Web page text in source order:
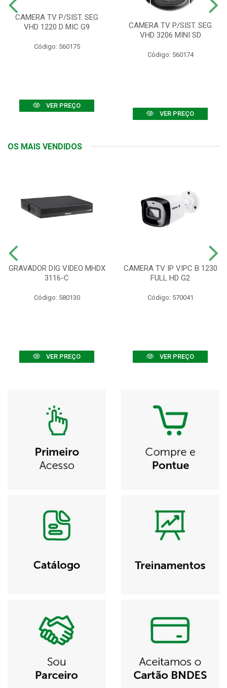
CAMERA TV P/SIST. SEG
VHD 1220 D MIC G9
Código: 560175
VER PREÇO
CAMERA TV P/SIST. SEG
VHD 3206 MINI SD
Código: 560174
VER PREÇO
OS MAIS VENDIDOS
GRAVADOR DIG VIDEO MHDX
3116-C
Código: 580130
VER PREÇO
CAMERA TV IP VIPC B 1230
FULL HD G2
Código: 570041
VER PREÇO